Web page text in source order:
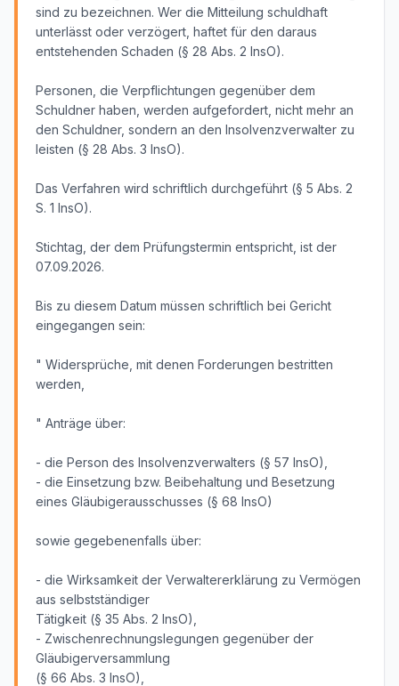
sind zu bezeichnen. Wer die Mitteilung schuldhaft
unterlässt oder verzögert, haftet für den daraus
entstehenden Schaden (§ 28 Abs. 2 InsO).
Personen, die Verpflichtungen gegenüber dem
Schuldner haben, werden aufgefordert, nicht mehr an
den Schuldner, sondern an den Insolvenzverwalter zu
leisten (§ 28 Abs. 3 InsO).
Das Verfahren wird schriftlich durchgeführt (§ 5 Abs. 2
S. 1 InsO).
Stichtag, der dem Prüfungstermin entspricht, ist der
07.09.2026.
Bis zu diesem Datum müssen schriftlich bei Gericht
eingegangen sein:
" Widersprüche, mit denen Forderungen bestritten
werden,
" Anträge über:
- die Person des Insolvenzverwalters (§ 57 InsO),
- die Einsetzung bzw. Beibehaltung und Besetzung
eines Gläubigerausschusses (§ 68 InsO)
sowie gegebenenfalls über:
- die Wirksamkeit der Verwaltererklärung zu Vermögen
aus selbstständiger
Tätigkeit (§ 35 Abs. 2 InsO),
- Zwischenrechnungslegungen gegenüber der
Gläubigerversammlung
(§ 66 Abs. 3 InsO),